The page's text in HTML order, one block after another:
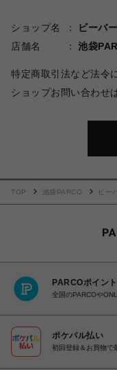
ショップ名
ビーバー
店舗名
池袋
特定商取引法など法令
ショップお問い合わせ
TOP 池袋PARCO ビー
PARCOポイント
全国のPARCOや
ポケパル払い
初回登録＆お買物で